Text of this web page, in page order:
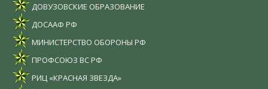
ДОВУЗОВСКИЕ ОБРАЗОВАНИЕ
ДОСААФ РФ
МИНИСТЕРСТВО ОБОРОНЫ РФ
ПРОФСОЮЗ ВС РФ
РИЦ «КРАСНАЯ ЗВЕЗДА»